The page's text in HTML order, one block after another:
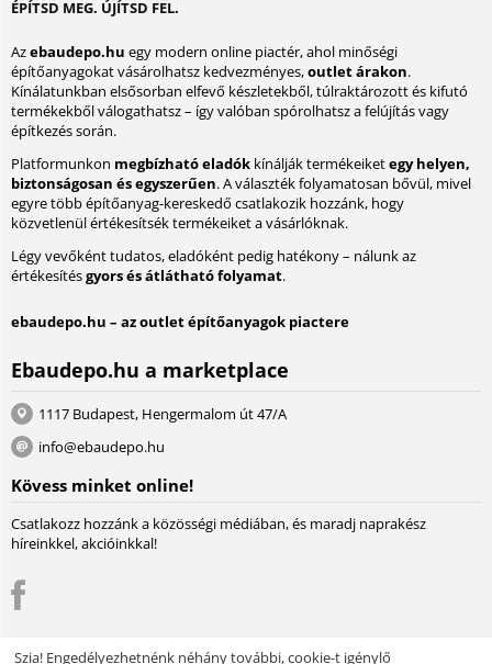
ÉPÍTSD MEG. ÚJÍTSD FEL.
Azebaudepo.hu egy modern online piactér, ahol minőségi
építőanyagokat vásárolhatsz kedvezményes,outlet árakon.
Kínálatunkban elsősorban elfevő készletekből, túlraktározott és kifutó
termékekből válogathatsz – így valóban spórolhatsz a felújítás vagy
építkezés során.
Platformunkon megbízható eladók kínálják termékeiketegy helyen,
biztonságosan és egyszerűen. A választék folyamatosan bővül, mivel
egyre több építőanyag-kereskedő csatlakozik hozzánk, hogy
közvetlenül értékesítsék termékeiket a vásárlóknak.
Légy vevőként tudatos, eladóként pedig hatékony – nálunk az
értékesítésgyors és átlátható folyamat.
ebaudepo.hu – az outlet építőanyagok piactere
Ebaudepo.hu a marketplace
1117 Budapest, Hengermalom út 47/A
info@ebaudepo.hu
Kövess minket online!
Csatlakozz hozzánk a közösségi médiában, és maradj naprakész
híreinkkel, akcióinkkal!
Szia! Engedélyezhetnénk néhány további, cookie-t igénylő